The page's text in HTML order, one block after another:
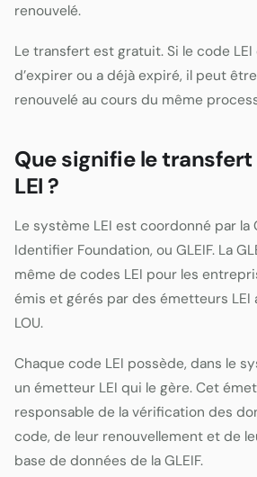
renouvelé.
Le transfert est gratuit. Si le code
d’expirer ou a déjà expiré, il peut
renouvelé au cours du même
Que signifie le transfert
LEI ?
Le système LEI est coordonné par la
Identifier Foundation, ou GLEIF. La
même de codes LEI pour les
émis et gérés par des émetteurs LEI
LOU.
Chaque code LEI possède, dans le
un émetteur LEI qui le gère. Cet
responsable de la vérification des
code, de leur renouvellement et de
base de données de la GLEIF.